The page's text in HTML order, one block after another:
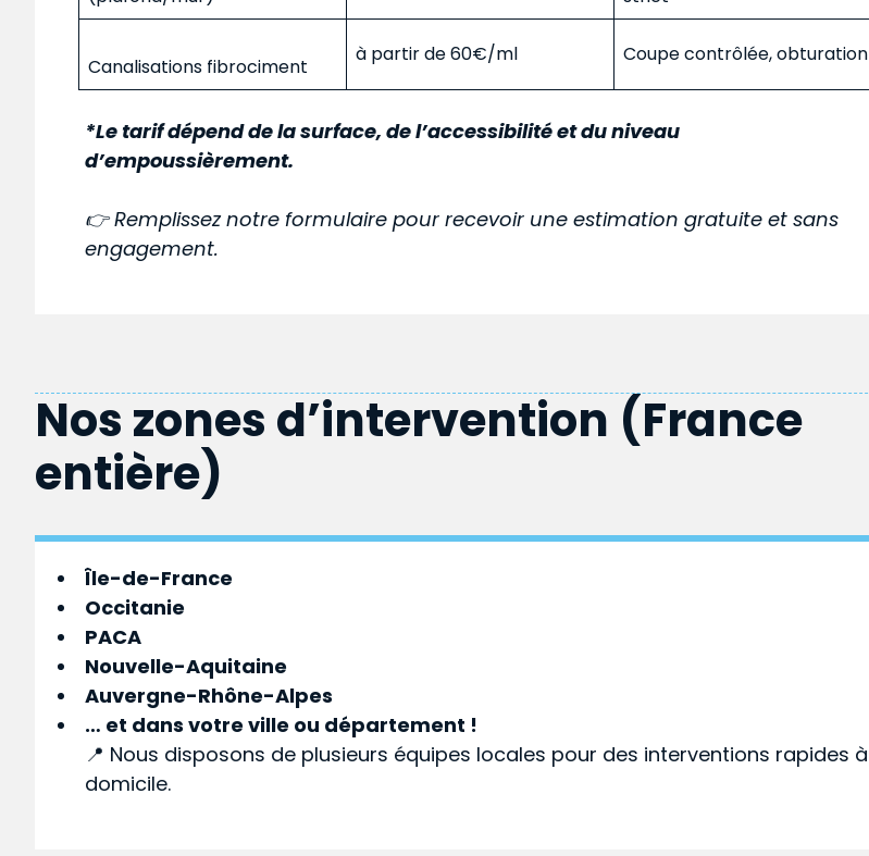
Canalisations fibrociment
à partir de 60€/ml Coupe contrôlée, obturation
*Le tarif dépend de la surface, de l’accessibilité et du niveau
d’empoussièrement.
👉 Remplissez notre formulaire pour recevoir une estimation gratuite et sans
engagement.
Nos zones d’intervention (France
entière)
Île-de-France
Occitanie
PACA
Nouvelle-Aquitaine
Auvergne-Rhône-Alpes
… et dans votreville ou département !
📍 Nous disposons de plusieurs équipes locales pour des interventions rapides à
domicile.